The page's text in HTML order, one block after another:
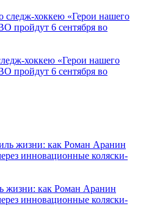
хоккею «Герои нашего
пройдут 6 сентября во
жизни: как Роман Аранин
инновационные коляски-